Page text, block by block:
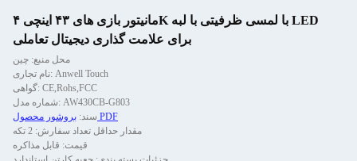
مانیتور بازی های ۴۳ اینچی ۴K با لمسی ظرفیتی با لبه LED
برای علامت گذاری دیجیتال تعاملی
محل منبع: چین
نام تجاری: Anwell Touch
گواهی: CE,Rohs,FCC
شماره مدل: AW430CB-G803
سند: بروشور محصول PDF
مقدار حداقل تعداد سفارش: 2 تکه
قیمت: قابل مذاکره